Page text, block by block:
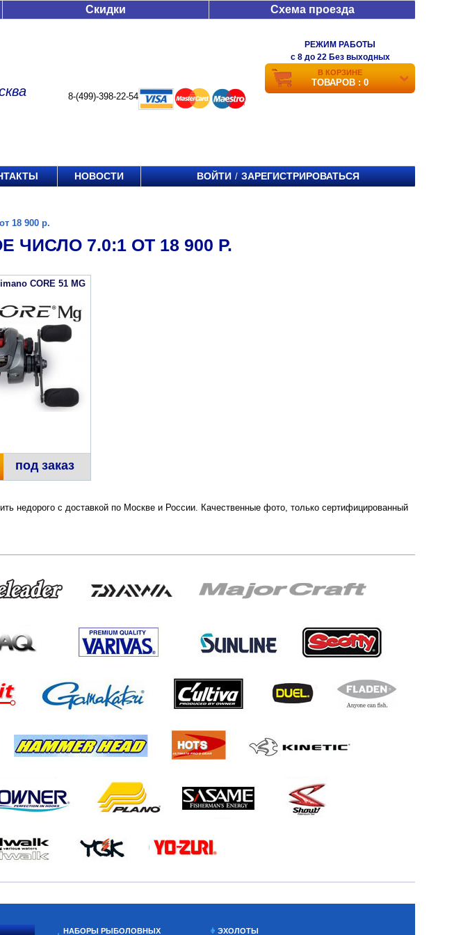
Скидки Схема проезда
8-(499)-398-22-54
РЕЖИМ РАБОТЫ
c 8 до 22 Без выходных
В КОРЗИНЕ
ТОВАРОВ : 0
НОВОСТИ ВОЙТИ / ЗАРЕГИСТРИРОВАТЬСЯ
18 900 р.
ЧИСЛО 7.0:1 ОТ 18 900 Р.
CORE 51 MG
под заказ
недорого с доставкой по Москве и России. Качественные фото, только сертифицированный
НАБОРЫ РЫБОЛОВНЫХ ЭХОЛОТЫ